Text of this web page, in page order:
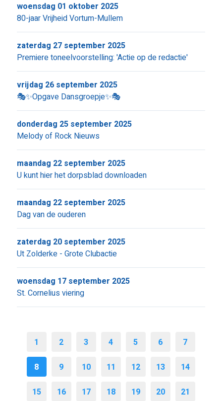
80-jaar Vrijheid Vortum-Mullem
woensdag 01 oktober 2025
Premiere toneelvoorstelling: 'Actie op de redactie'
zaterdag 27 september 2025
🎭✨Opgave Dansgroepje✨🎭
vrijdag 26 september 2025
Melody of Rock Nieuws
donderdag 25 september 2025
U kunt hier het dorpsblad downloaden
maandag 22 september 2025
Dag van de ouderen
maandag 22 september 2025
Ut Zolderke - Grote Clubactie
zaterdag 20 september 2025
St. Cornelius viering
woensdag 17 september 2025
1 2 3 4 5 6 7
8 9 10 11 12 13 14
15 16 17 18 19 20 21